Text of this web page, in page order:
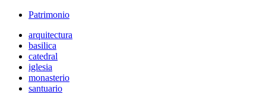
Patrimonio
arquitectura
basilica
catedral
iglesia
monasterio
santuario